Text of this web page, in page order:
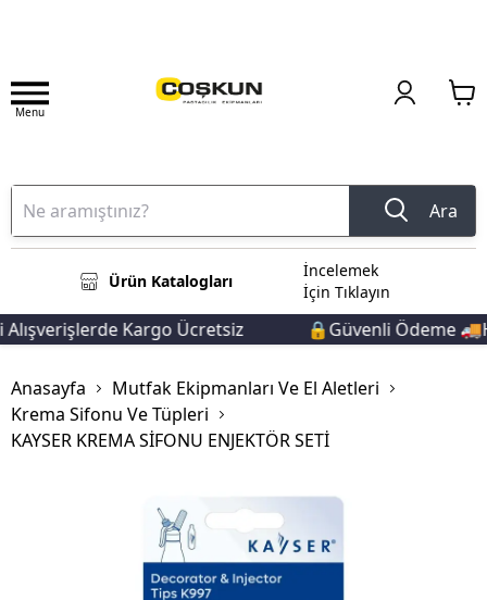
Menu
Ara
Ürün Katalogları
İncelemek
İçin Tıklayın
Kargo Ücretsiz 🔒Güvenli Ödeme
Anasayfa
Mutfak Ekipmanları Ve El Aletleri
Krema Sifonu Ve Tüpleri
KAYSER KREMA SİFONU ENJEKTÖR SETİ